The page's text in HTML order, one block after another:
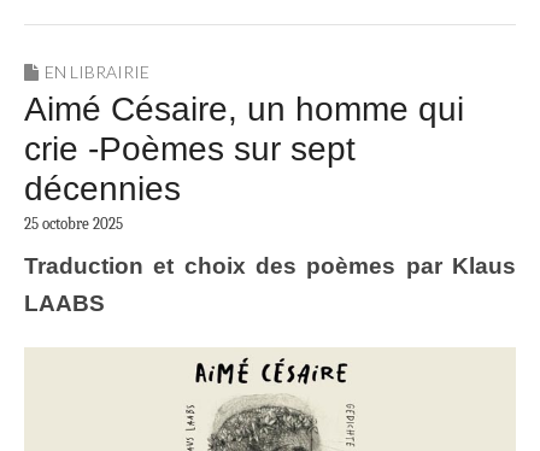
EN LIBRAIRIE
Aimé Césaire, un homme qui
crie -Poèmes sur sept
décennies
25 octobre 2025
Traduction et choix des poèmes par Klaus
LAABS